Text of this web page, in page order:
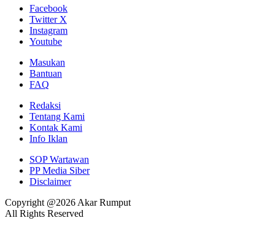
Facebook
Twitter X
Instagram
Youtube
Masukan
Bantuan
FAQ
Redaksi
Tentang Kami
Kontak Kami
Info Iklan
SOP Wartawan
PP Media Siber
Disclaimer
Copyright @2026 Akar Rumput
All Rights Reserved